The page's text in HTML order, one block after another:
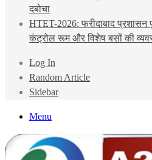
दबोचा
HTET-2026: फरीदाबाद प्रशासन
कंट्रोल रूम और विशेष बसों की
Log In
Random Article
Sidebar
Menu